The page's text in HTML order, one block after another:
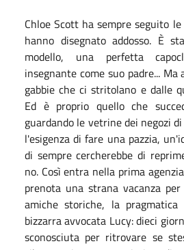
Chloe Scott ha sempre seguito
hanno disegnato addosso. È
modello, una perfetta
insegnante come suo padre...
gabbie che ci stritolano e dalle
Ed è proprio quello che
guardando le vetrine dei negozi
l'esigenza di fare una pazzia,
di sempre cercherebbe di
no. Così entra nella prima
prenota una strana vacanza
amiche storiche, la
bizzarra avvocata Lucy: dieci
sconosciuta per ritrovare se